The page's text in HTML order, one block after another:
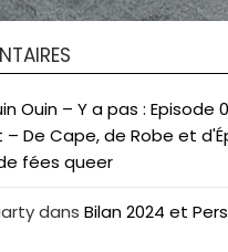
Ouin – Y a pas : Episode
– De Cape, de Robe et
fées queer
dansBilan 2024 et